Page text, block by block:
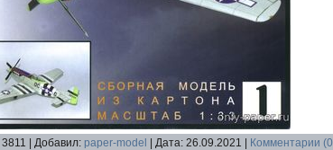
3811 Добавил: paper-model Дата: 26.09.2021 Комментарии